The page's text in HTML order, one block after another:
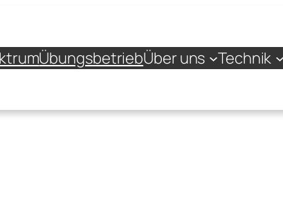
ÜbungsbetriebÜber uns Technik